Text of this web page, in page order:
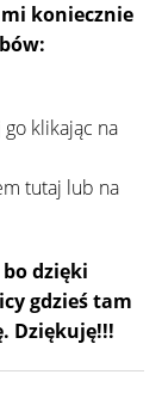
mi koniecznie
klikając na
tutaj lub na
dzięki
gdzieś tam
Dziękuję!!!